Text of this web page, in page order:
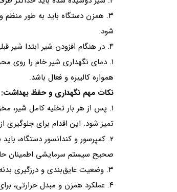
۳. همزن دستگاه باید به طور
شود.
۴. در هنگام افزودن شیر ابتدا شیر قبلی را تخلیه کنید، سپس مخزن را بشویید یا از دو مخزن استفاده کنید.
همواره کالیبره و فعال باشد.
نکات مهم نگهداری و حفظ بهداشت:
۱. پس از هر بار تخلیه کامل شیر،
تمیز شود. این اقدام برای جلوگیری
۲. کمپرسور و کندانسور دستگاه،
صحیح سیستم سرمایشی اطمینان
۳. وضعیت عایق‌بندی و درزگیری بدنه دستگاه به صورت دوره‌ای چک شود تا از اتلاف انرژی و تبادل حرارت جلوگیری شود.
۴. عملکرد همزن و مبدل حرارتی، برای کارایی بهینه دستگاه باید مورد بازبینی قرار گیرد.